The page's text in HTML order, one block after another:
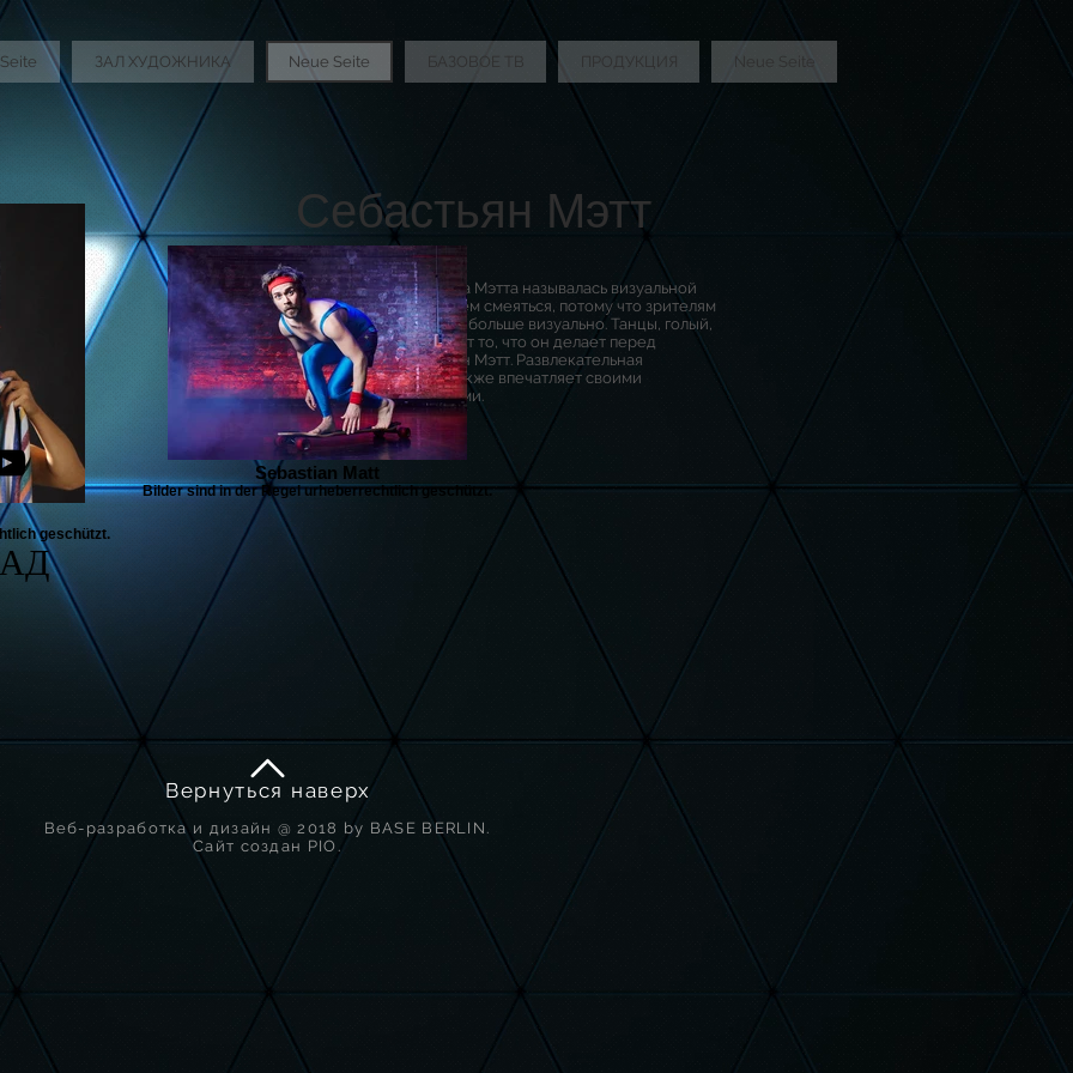
ЗАЛ ХУДОЖНИКА Neue Seite БАЗОВОЕ ТВ ПРОДУКЦИЯ Neue Seite
Себастьян Мэтт
Визуальная комедия
Программа Себастьяна Мэтта называлась визуальной
комедией. Было над чем смеяться, потому что зрителям
предлагалось намного больше визуально. Танцы, голый,
готовка - так описывает то, что он делает перед
людьми, сам Себастьян Мэтт. Развлекательная
программа, которая также впечатляет своими
техническими изысками.
geschützt.
Sebastian Matt
Bilder sind in der Regel urheberrechtlich geschützt.
Вернуться наверх
Веб-разработка и дизайн @ 2018 by BASE BERLIN.
Сайт создан PIO.